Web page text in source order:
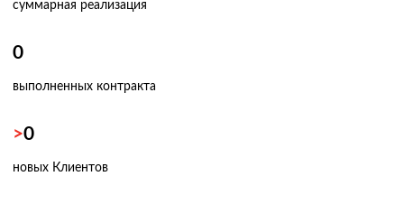
суммарная реализация
0
выполненных контракта
>0
новых Клиентов